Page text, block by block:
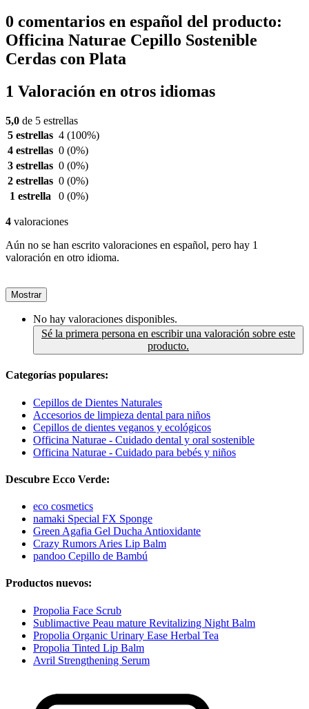
0 comentarios en español del producto:
Officina Naturae Cepillo Sostenible
Cerdas con Plata
1 Valoración en otros idiomas
5,0 de 5 estrellas
5 estrellas 4 (100%)
4 estrellas 0 (0%)
3 estrellas 0 (0%)
2 estrellas 0 (0%)
1 estrella
0 (0%)
4 valoraciones
Aún no se han escrito valoraciones en español, pero hay 1
valoración en otro idioma.
Mostrar
No hay valoraciones disponibles.
Sé la primera persona en escribir una valoración sobre este
producto.
Categorías populares:
Cepillos de Dientes Naturales
Accesorios de limpieza dental para niños
Cepillos de dientes veganos y ecológicos
Officina Naturae - Cuidado dental y oral sostenible
Officina Naturae - Cuidado para bebés y niños
Descubre Ecco Verde:
eco cosmetics
namaki Special FX Sponge
Green Agafia Gel Ducha Antioxidante
Crazy Rumors Aries Lip Balm
pandoo Cepillo de Bambú
Productos nuevos:
Propolia Face Scrub
Sublimactive Peau mature Revitalizing Night Balm
Propolia Organic Urinary Ease Herbal Tea
Propolia Tinted Lip Balm
Avril Strengthening Serum